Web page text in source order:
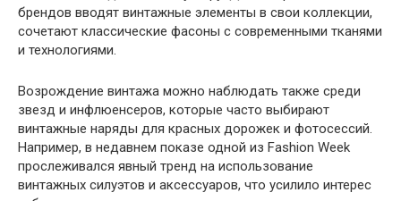
брендов вводят винтажные элементы в свои коллекции,
сочетают классические фасоны с современными тканями
и технологиями.
Возрождение винтажа можно наблюдать также среди
звезд и инфлюенсеров, которые часто выбирают
винтажные наряды для красных дорожек и фотосессий.
Например, в недавнем показе одной из Fashion Week
прослеживался явный тренд на использование
винтажных силуэтов и аксессуаров, что усилило интерес